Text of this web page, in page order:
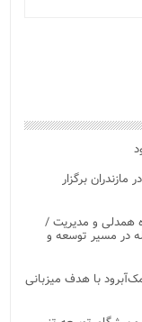
رویدادهای شاخص هنری در نیمه نخست ۱۴۰۵ در مازندران برگزار
همدلی و مدیریت /
در مسیر توسعه و
با هدف میزبانی